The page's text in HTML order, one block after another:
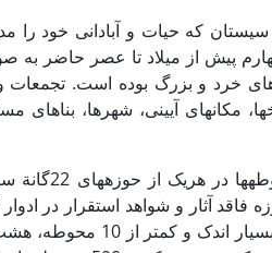
که حیات و آبادانی خود را
پیش از میلاد تا عصر حاضر به
خرد و بزرگ بوده است. تجمعات
مکان­های آیینی، شهرها، بناهای
چگونگی
فاقد آثار و شواهد استقرار در